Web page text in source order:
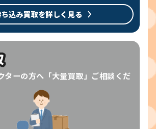
込み買取を詳しく見る
ターの方へ「大量買取」ご相談くだ